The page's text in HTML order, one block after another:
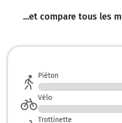
...et compare tous les
Piéton
Vélo
Trottinette